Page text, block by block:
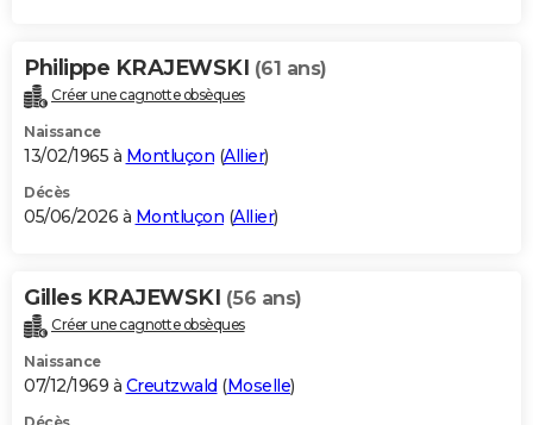
Carte de Noël
Carte Bonne année
Carte Saint-Valentin
Carte Pâques
Carte d'anniversaire
DICTIONNAIRE
Dictionnaire
Biographies
Citations
Expressions
Proverbes
PROGRAMME TV
S'inscrire
Se connecter
Lycées
Collèges
Primaires
Universités
Entreprises
Service militaire
Avis de recherche
AVIS DE DÉCÈS
Bricolage
Lifestyle
Culture
Sport
Auto
Television
Voyage
Cinema
Philippe KRAJEWSKI (61 ans)
Créer une cagnotte obsèques
Naissance
13/02/1965 à Montluçon (Allier)
Décès
05/06/2026 à Montluçon (Allier)
Gilles KRAJEWSKI (56 ans)
Créer une cagnotte obsèques
Naissance
07/12/1969 à Creutzwald (Moselle)